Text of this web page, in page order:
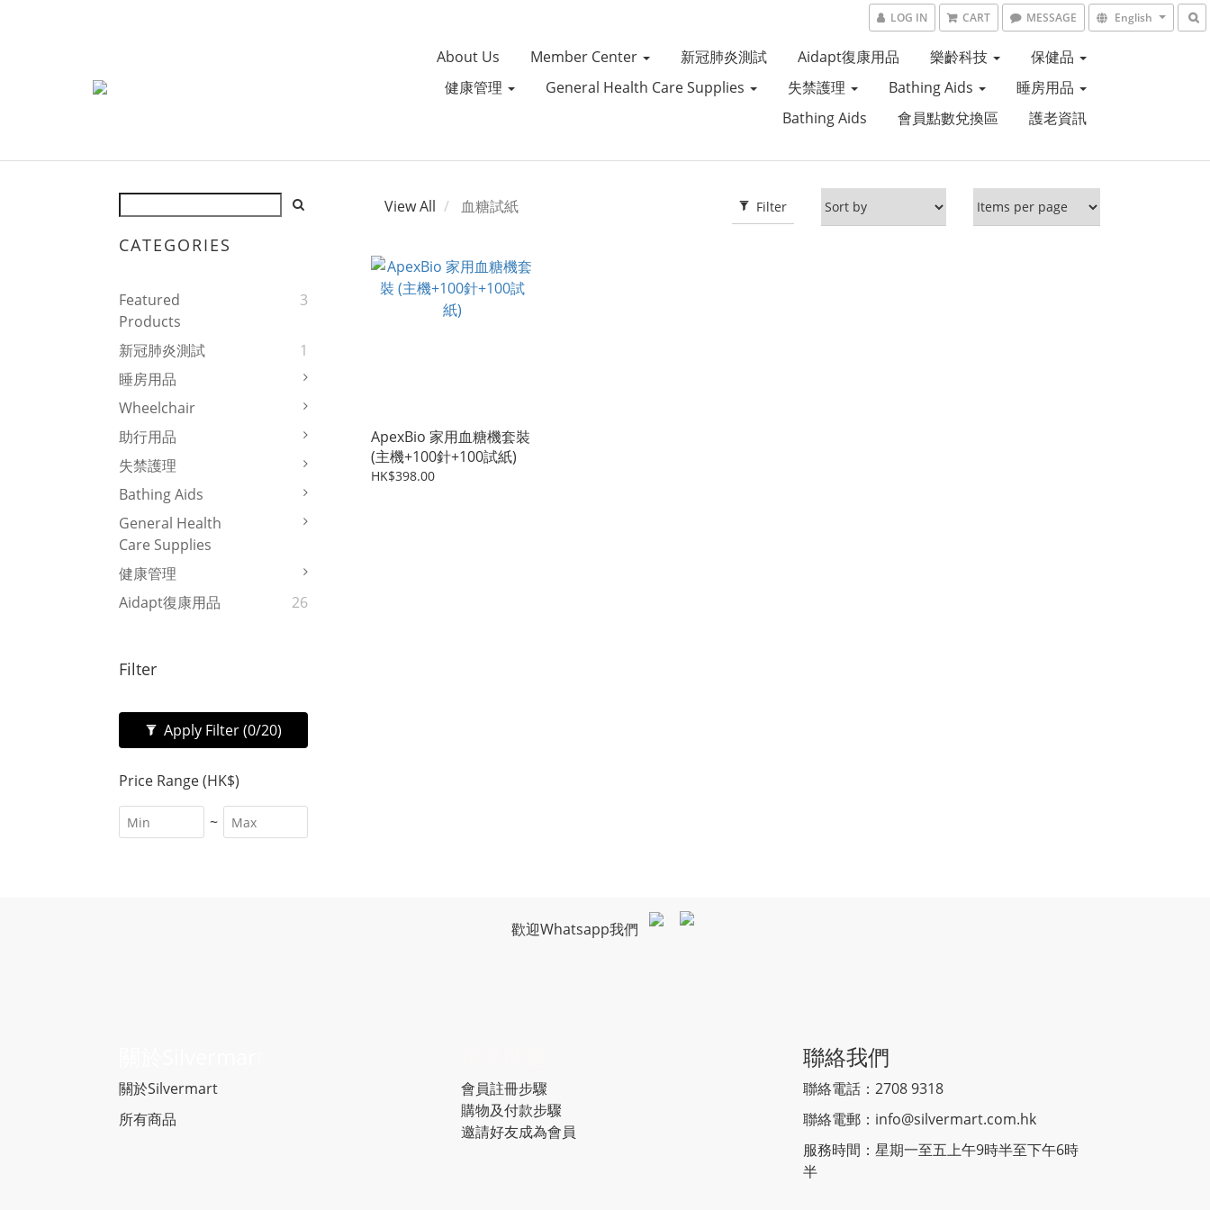
LOG IN CART MESSAGE English
About Us Member Center 新冠肺炎測試 Aidapt復康用品 樂齡科技
保健品
健康管理
General Health Care Supplies 失禁護理 Bathing Aids
睡房用品
Bathing Aids
會員點數兌換區 護老資訊
CATEGORIES
Featured
Products
3
新冠肺炎測試
1
睡房用品
Wheelchair
助行用品
失禁護理
Bathing Aids
General Health
Care Supplies
健康管理
Aidapt復康用品
26
Filter
Apply Filter(0/20)
Price Range (HK$)
~
Filter
View All 血糖試紙
ApexBio 家用血糖機套裝
(主機+100針+100試紙)
HK$398.00
歡迎Whatsapp我們
關於Silvermart
所有商品
會員註冊步驟
購物及付款步驟
邀請好友成為會員
聯絡我們
聯絡電話：2708 9318
聯絡電郵： info@silvermart.com.hk
服務時間：星期一至五上午9時半至下午6時
半